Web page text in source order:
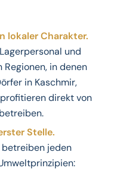
lokaler Charakter.
und
in denen
in Kaschmir,
direkt von
Stelle.
jeden